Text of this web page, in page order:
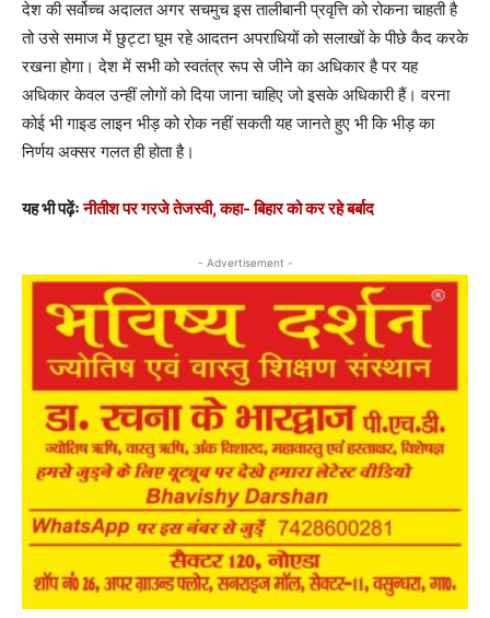
देश की सर्वोच्च अदालत अगर सचमुच इस तालीबानी प्रवृत्ति को रोकना चाहती है
तो उसे समाज में छुट्टा घूम रहे आदतन अपराधियों को सलाखों के पीछे कैद करके
रखना होगा। देश में सभी को स्वतंत्र रूप से जीने का अधिकार है पर यह
अधिकार केवल उन्हीं लोगों को दिया जाना चाहिए जो इसके अधिकारी हैं। वरना
कोई भी गाइड लाइन भीड़ को रोक नहीं सकती यह जानते हुए भी कि भीड़ का
निर्णय अक्सर गलत ही होता है।
यह भी पढ़ेंःनीतीश पर गरजे तेजस्वी, कहा- बिहार को कर रहे बर्बाद
- Advertisement -